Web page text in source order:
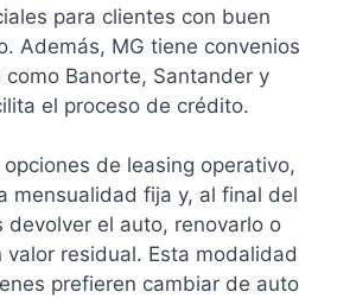
para clientes con buen
Además, MG tiene convenios
Banorte, Santander y
el proceso de crédito.
de leasing operativo,
mensualidad fija y, al final del
devolver el auto, renovarlo o
valor residual. Esta modalidad
prefieren cambiar de auto